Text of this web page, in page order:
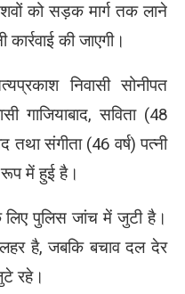
को सड़क मार्ग तक लाने
की जाएगी।
निवासी सोनीपत
गाजियाबाद, सविता (48
तथा संगीता (46 वर्ष) पत्नी
रूप में हुई है।
पुलिस जांच में जुटी है।
है, जबकि बचाव दल देर
रहे।